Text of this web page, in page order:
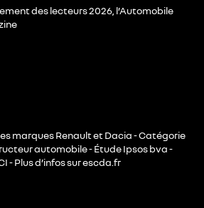
des lecteurs 2026, l’Automobile
marques Renault et Dacia - Catégorie
automobile - Étude Ipsos bva -
- Plus d’infos sur escda.fr